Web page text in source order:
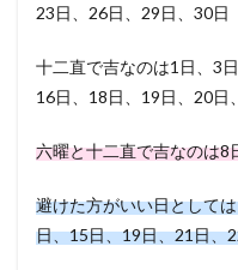
23日、26日、29日、30日
十二直で吉なのは1日、3
16日、18日、19日、20日
六曜と十二直で吉なのは
避けた方がいい日として
日、15日、19日、21日、